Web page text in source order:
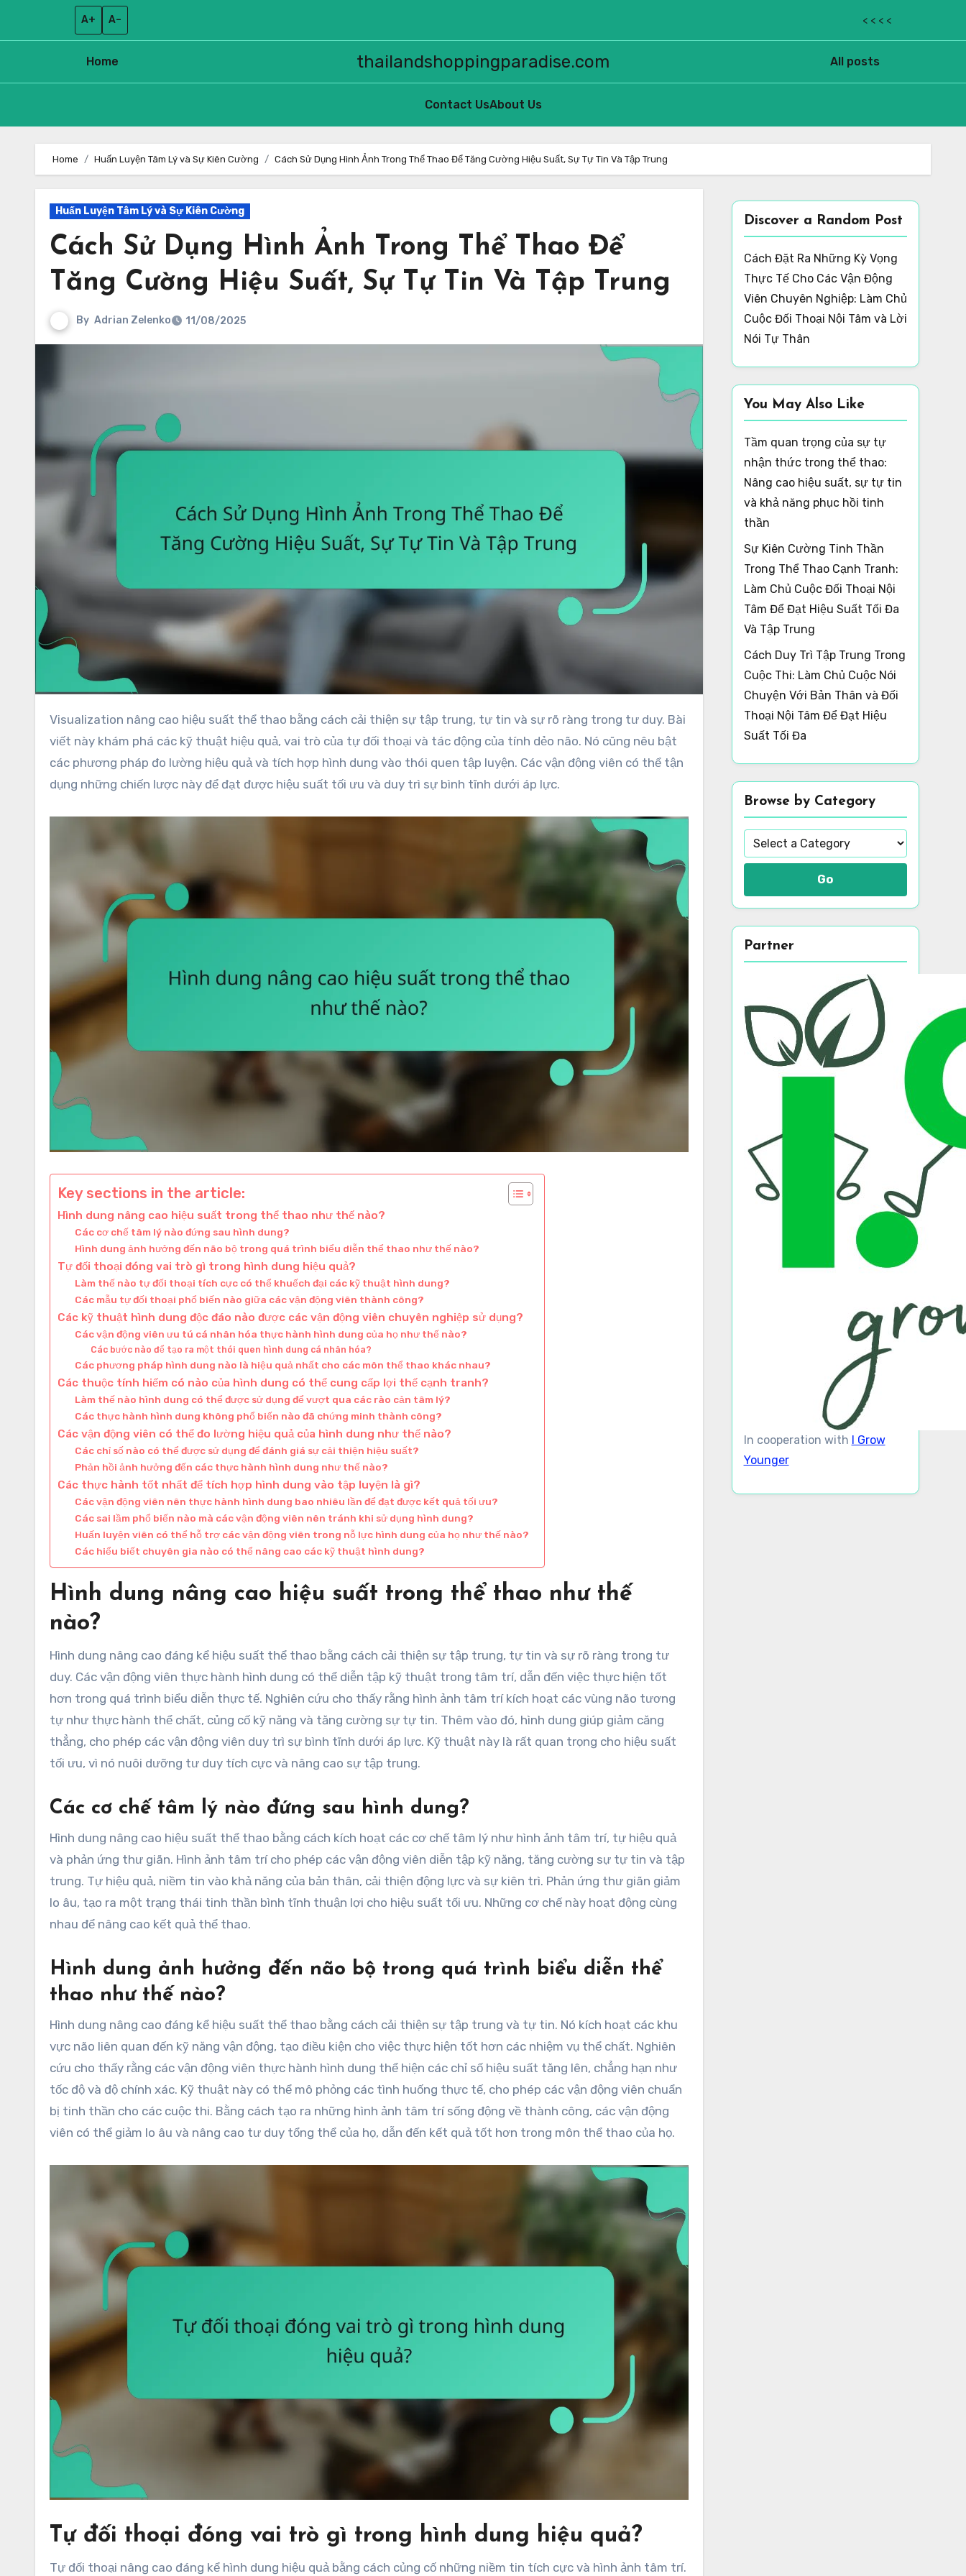
A+ A– < < < <
Home thailandshoppingparadise.com All posts
Contact UsAbout Us
content
Home Huấn Luyện Tâm Lý và Sự Kiên Cường Cách Sử Dụng Hình Ảnh Trong Thể Thao Để Tăng Cường Hiệu Suất, Sự Tự Tin Và Tập Trung
Huấn Luyện Tâm Lý và Sự Kiên Cường
Cách Sử Dụng Hình Ảnh Trong Thể Thao Để
Tăng Cường Hiệu Suất, Sự Tự Tin Và Tập Trung
By Adrian Zelenko 11/08/2025
Visualization nâng cao hiệu suất thể thao bằng cách cải thiện sự tập trung, tự tin và sự rõ ràng trong tư duy. Bài
viết này khám phá các kỹ thuật hiệu quả, vai trò của tự đối thoại và tác động của tính dẻo não. Nó cũng nêu bật
các phương pháp đo lường hiệu quả và tích hợp hình dung vào thói quen tập luyện. Các vận động viên có thể tận
dụng những chiến lược này để đạt được hiệu suất tối ưu và duy trì sự bình tĩnh dưới áp lực.
Key sections in the article:
Hình dung nâng cao hiệu suất trong thể thao như thế nào?
Các cơ chế tâm lý nào đứng sau hình dung?
Hình dung ảnh hưởng đến não bộ trong quá trình biểu diễn thể thao như thế nào?
Tự đối thoại đóng vai trò gì trong hình dung hiệu quả?
Làm thế nào tự đối thoại tích cực có thể khuếch đại các kỹ thuật hình dung?
Các mẫu tự đối thoại phổ biến nào giữa các vận động viên thành công?
Các kỹ thuật hình dung độc đáo nào được các vận động viên chuyên nghiệp sử dụng?
Các vận động viên ưu tú cá nhân hóa thực hành hình dung của họ như thế nào?
Các bước nào để tạo ra một thói quen hình dung cá nhân hóa?
Các phương pháp hình dung nào là hiệu quả nhất cho các môn thể thao khác nhau?
Các thuộc tính hiếm có nào của hình dung có thể cung cấp lợi thế cạnh tranh?
Làm thế nào hình dung có thể được sử dụng để vượt qua các rào cản tâm lý?
Các thực hành hình dung không phổ biến nào đã chứng minh thành công?
Các vận động viên có thể đo lường hiệu quả của hình dung như thế nào?
Các chỉ số nào có thể được sử dụng để đánh giá sự cải thiện hiệu suất?
Phản hồi ảnh hưởng đến các thực hành hình dung như thế nào?
Các thực hành tốt nhất để tích hợp hình dung vào tập luyện là gì?
Các vận động viên nên thực hành hình dung bao nhiêu lần để đạt được kết quả tối ưu?
Các sai lầm phổ biến nào mà các vận động viên nên tránh khi sử dụng hình dung?
Huấn luyện viên có thể hỗ trợ các vận động viên trong nỗ lực hình dung của họ như thế nào?
Các hiểu biết chuyên gia nào có thể nâng cao các kỹ thuật hình dung?
Hình dung nâng cao hiệu suất trong thể thao như thế
nào?
Hình dung nâng cao đáng kể hiệu suất thể thao bằng cách cải thiện sự tập trung, tự tin và sự rõ ràng trong tư
duy. Các vận động viên thực hành hình dung có thể diễn tập kỹ thuật trong tâm trí, dẫn đến việc thực hiện tốt
hơn trong quá trình biểu diễn thực tế. Nghiên cứu cho thấy rằng hình ảnh tâm trí kích hoạt các vùng não tương
tự như thực hành thể chất, củng cố kỹ năng và tăng cường sự tự tin. Thêm vào đó, hình dung giúp giảm căng
thẳng, cho phép các vận động viên duy trì sự bình tĩnh dưới áp lực. Kỹ thuật này là rất quan trọng cho hiệu suất
tối ưu, vì nó nuôi dưỡng tư duy tích cực và nâng cao sự tập trung.
Các cơ chế tâm lý nào đứng sau hình dung?
Hình dung nâng cao hiệu suất thể thao bằng cách kích hoạt các cơ chế tâm lý như hình ảnh tâm trí, tự hiệu quả
và phản ứng thư giãn. Hình ảnh tâm trí cho phép các vận động viên diễn tập kỹ năng, tăng cường sự tự tin và tập
trung. Tự hiệu quả, niềm tin vào khả năng của bản thân, cải thiện động lực và sự kiên trì. Phản ứng thư giãn giảm
lo âu, tạo ra một trạng thái tinh thần bình tĩnh thuận lợi cho hiệu suất tối ưu. Những cơ chế này hoạt động cùng
nhau để nâng cao kết quả thể thao.
Hình dung ảnh hưởng đến não bộ trong quá trình biểu diễn thể
thao như thế nào?
Hình dung nâng cao đáng kể hiệu suất thể thao bằng cách cải thiện sự tập trung và tự tin. Nó kích hoạt các khu
vực não liên quan đến kỹ năng vận động, tạo điều kiện cho việc thực hiện tốt hơn các nhiệm vụ thể chất. Nghiên
cứu cho thấy rằng các vận động viên thực hành hình dung thể hiện các chỉ số hiệu suất tăng lên, chẳng hạn như
tốc độ và độ chính xác. Kỹ thuật này có thể mô phỏng các tình huống thực tế, cho phép các vận động viên chuẩn
bị tinh thần cho các cuộc thi. Bằng cách tạo ra những hình ảnh tâm trí sống động về thành công, các vận động
viên có thể giảm lo âu và nâng cao tư duy tổng thể của họ, dẫn đến kết quả tốt hơn trong môn thể thao của họ.
Tự đối thoại đóng vai trò gì trong hình dung hiệu quả?
Tự đối thoại nâng cao đáng kể hình dung hiệu quả bằng cách củng cố những niềm tin tích cực và hình ảnh tâm trí.
Discover a Random Post
Cách Đặt Ra Những Kỳ Vọng
Thực Tế Cho Các Vận Động
Viên Chuyên Nghiệp: Làm Chủ
Cuộc Đối Thoại Nội Tâm và Lời
Nói Tự Thân
You May Also Like
Tầm quan trọng của sự tự
nhận thức trong thể thao:
Nâng cao hiệu suất, sự tự tin
và khả năng phục hồi tinh
thần
Sự Kiên Cường Tinh Thần
Trong Thể Thao Cạnh Tranh:
Làm Chủ Cuộc Đối Thoại Nội
Tâm Để Đạt Hiệu Suất Tối Đa
Và Tập Trung
Cách Duy Trì Tập Trung Trong
Cuộc Thi: Làm Chủ Cuộc Nói
Chuyện Với Bản Thân và Đối
Thoại Nội Tâm Để Đạt Hiệu
Suất Tối Đa
Browse by Category
Go
Partner
In cooperation with I Grow
Younger